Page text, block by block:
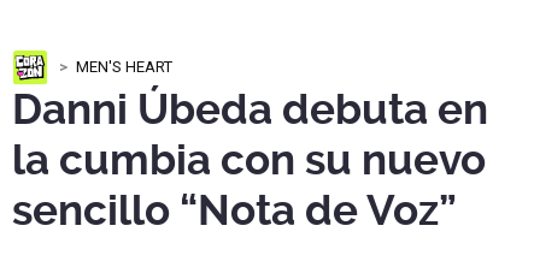
MEN'S HEART
Danni Úbeda debuta en
la cumbia con su nuevo
sencillo “Nota de Voz”